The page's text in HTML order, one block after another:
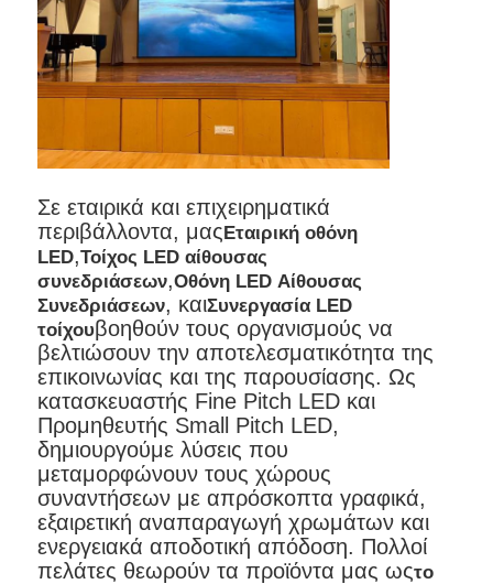
Σε εταιρικά και επιχειρηματικά
περιβάλλοντα, μαςΕταιρική οθόνη
LED,Τοίχος LED αίθουσας
συνεδριάσεων,Οθόνη LED Αίθουσας
Συνεδριάσεων, καιΣυνεργασία LED
τοίχουβοηθούν τους οργανισμούς να
βελτιώσουν την αποτελεσματικότητα της
επικοινωνίας και της παρουσίασης. Ως
κατασκευαστής Fine Pitch LED και
Προμηθευτής Small Pitch LED,
δημιουργούμε λύσεις που
μεταμορφώνουν τους χώρους
συναντήσεων με απρόσκοπτα γραφικά,
εξαιρετική αναπαραγωγή χρωμάτων και
ενεργειακά αποδοτική απόδοση. Πολλοί
πελάτες θεωρούν τα προϊόντα μας ωςτο